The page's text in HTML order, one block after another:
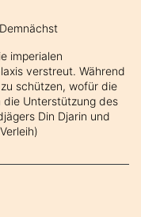
Demnächst
imperialen
verstreut. Während
schützen, wofür die
die Unterstützung des
Din Djarin und